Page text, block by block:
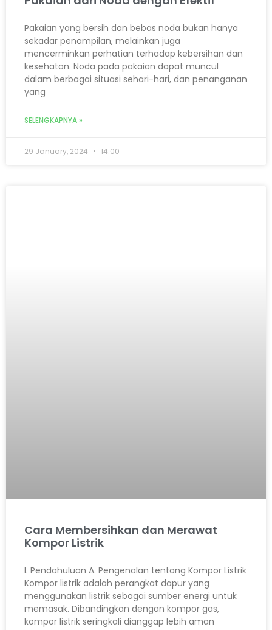
Pakaian yang bersih dan bebas noda bukan hanya
sekadar penampilan, melainkan juga
mencerminkan perhatian terhadap kebersihan dan
kesehatan. Noda pada pakaian dapat muncul
dalam berbagai situasi sehari-hari, dan penanganan
yang
SELENGKAPNYA »
29 January, 2024 14:00
Cara Membersihkan dan Merawat
Kompor Listrik
I. Pendahuluan A. Pengenalan tentang Kompor Listrik
Kompor listrik adalah perangkat dapur yang
menggunakan listrik sebagai sumber energi untuk
memasak. Dibandingkan dengan kompor gas,
kompor listrik seringkali dianggap lebih aman